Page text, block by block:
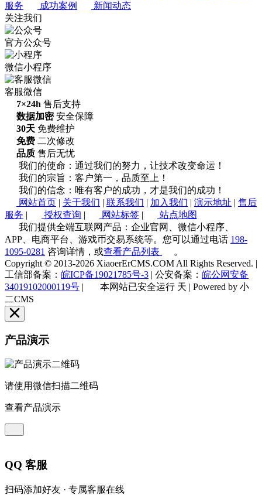
服务
成功案例
新闻动态
关注我们
官方公众号
微信小程序
客服微信
7×24h 售后支持
数据加密安全保障
30天 免费维护
免费 二次修改
品质 售后无忧
我们的使命：通过我们的努力，让技术改变命运！
我们的宗旨：客户第一，品质至上！
我们的信念：唯有客户的成功，才是我们的成功！
网站首页 | 关于我们 | 联系我们 | 加入我们 | 演示地址 | 售后
服务 | 授权查询 | 网站标签 |
站点地图
我们提供全端互联网产品：企业官网、微信小程序、
APP、电商平台、游戏币交易系统等。您可以通过电话 198-
1095-0281 咨询详情，或查看产品列表
。
Copyright © 2013-2026 XiaoerErCMS.COM All Rights Reserved. |
工信部备案： 皖ICP备19021785号-3 | 公安备案： 皖公网安备
34019102000119号 | 本网站已安全运行 天 | Powered by 小
二CMS
产品演示
请使用微信扫描二维码
查看产品演示
QQ 客服
扫码添加好友 · 专属客服在线